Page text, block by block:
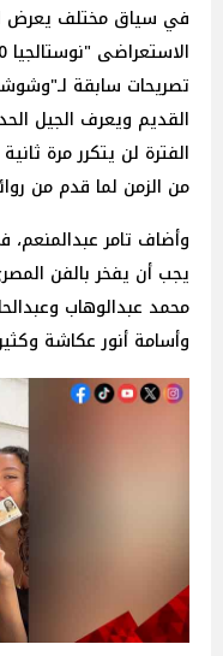
في سياق مختلف يعرض
تصريحات سابقة
القديم ويعرف الجيل
الفترة لن يتكرر مرة
من الزمن لما قدم من
وأضاف تامر
يجب أن يفخر بالفن
محمد عبدالوهاب
وأسامة أنور عكاشة